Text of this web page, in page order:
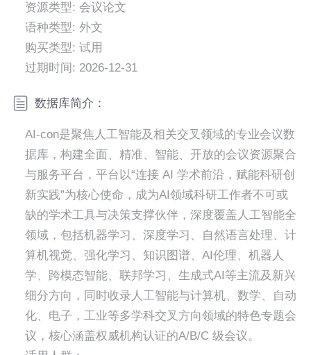
资源类型: 会议论文
语种类型: 外文
购买类型: 试用
过期时间: 2026-12-31
数据库简介：
AI-con是聚焦人工智能及相关交叉领域的专业会议数
据库，构建全面、精准、智能、开放的会议资源聚合
与服务平台，平台以“连接 AI 学术前沿，赋能科研创
新实践”为核心使命，成为AI领域科研工作者不可或
缺的学术工具与决策支撑伙伴，深度覆盖人工智能全
领域，包括机器学习、深度学习、自然语言处理、计
算机视觉、强化学习、知识图谱、AI伦理、机器人
学、跨模态智能、联邦学习、生成式AI等主流及新兴
细分方向，同时收录人工智能与计算机、数学、自动
化、电子，工业等多学科交叉方向领域的特色专题会
议，核心涵盖权威机构认证的A/B/C 级会议。